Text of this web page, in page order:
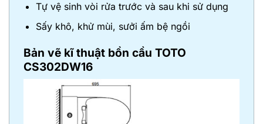
Tự vệ sinh vòi rửa trước và sau khi sử dụng
Sấy khô, khử mùi, sưởi ấm bệ ngồi
Bản vẽ kĩ thuật bồn cầu TOTO
CS302DW16